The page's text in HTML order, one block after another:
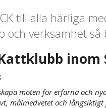
till alla härliga
och verksamhet så
inom
möten för erfarna och
målmedvetet och